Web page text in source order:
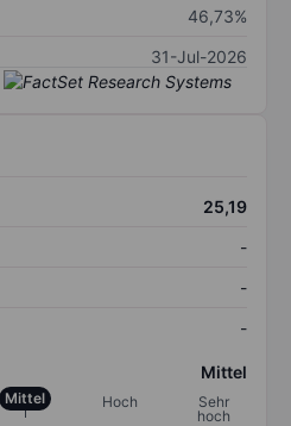
46,73%
31-Jul-2026
25,19
-
-
-
Mittel
Mittel Hoch
Sehr
hoch